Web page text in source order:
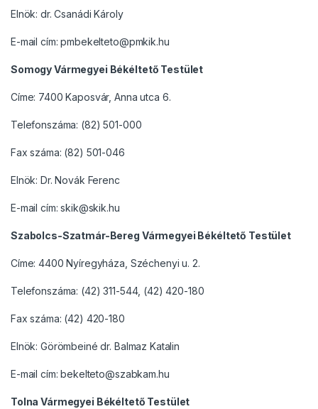
Elnök: dr. Csanádi Károly
E-mail cím: pmbekelteto@pmkik.hu
Somogy Vármegyei Békéltető Testület
Címe: 7400 Kaposvár, Anna utca 6.
Telefonszáma: (82) 501-000
Fax száma: (82) 501-046
Elnök: Dr. Novák Ferenc
E-mail cím: skik@skik.hu
Szabolcs-Szatmár-Bereg Vármegyei Békéltető Testület
Címe: 4400 Nyíregyháza, Széchenyi u. 2.
Telefonszáma: (42) 311-544, (42) 420-180
Fax száma: (42) 420-180
Elnök: Görömbeiné dr. Balmaz Katalin
E-mail cím: bekelteto@szabkam.hu
Tolna Vármegyei Békéltető Testület